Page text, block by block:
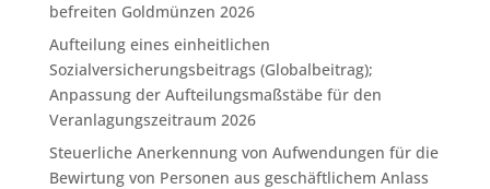
befreiten Goldmünzen 2026
Aufteilung eines einheitlichen
Sozialversicherungsbeitrags (Globalbeitrag);
Anpassung der Aufteilungsmaßstäbe für den
Veranlagungszeitraum 2026
Steuerliche Anerkennung von Aufwendungen für die
Bewirtung von Personen aus geschäftlichem Anlass